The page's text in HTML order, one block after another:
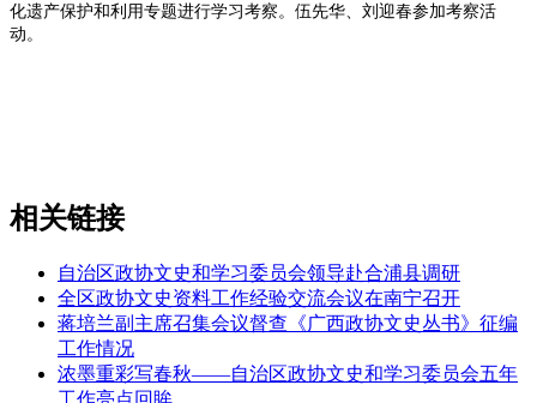
化遗产保护和利用专题进行学习考察。伍先华、刘迎春参加考察活
动。
相关链接
自治区政协文史和学习委员会领导赴合浦县调研
全区政协文史资料工作经验交流会议在南宁召开
蒋培兰副主席召集会议督查《广西政协文史丛书》征编
工作情况
浓墨重彩写春秋——自治区政协文史和学习委员会五年
工作亮点回眸